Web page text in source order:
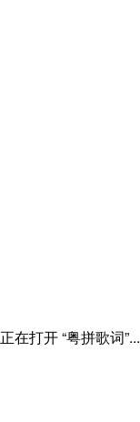
正在打开 “粤拼歌词”...